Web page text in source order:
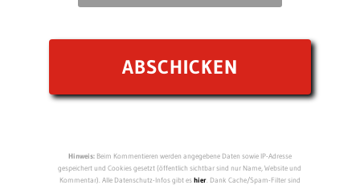
Hinweis:Beim Kommentieren werden angegebene Daten sowie IP-Adresse
gespeichert und Cookies gesetzt (öffentlich sichtbar sind nur Name, Website und
Kommentar). Alle Datenschutz-Infos gibt eshier. Dank Cache/Spam-Filter sind